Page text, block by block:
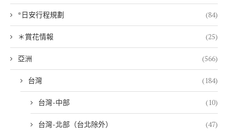
*日安行程規劃 (84)
＊賞花情報 (25)
亞洲 (566)
台灣 (184)
台灣-中部 (10)
台灣-北部（台北除外） (47)